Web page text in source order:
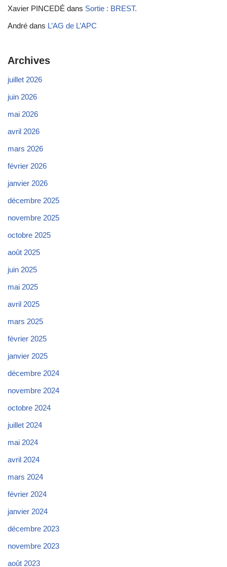
Xavier PINCEDÉ dans Sortie : BREST.
André dans L’AG de L’APC
Archives
juillet 2026
juin 2026
mai 2026
avril 2026
mars 2026
février 2026
janvier 2026
décembre 2025
novembre 2025
octobre 2025
août 2025
juin 2025
mai 2025
avril 2025
mars 2025
février 2025
janvier 2025
décembre 2024
novembre 2024
octobre 2024
juillet 2024
mai 2024
avril 2024
mars 2024
février 2024
janvier 2024
décembre 2023
novembre 2023
août 2023